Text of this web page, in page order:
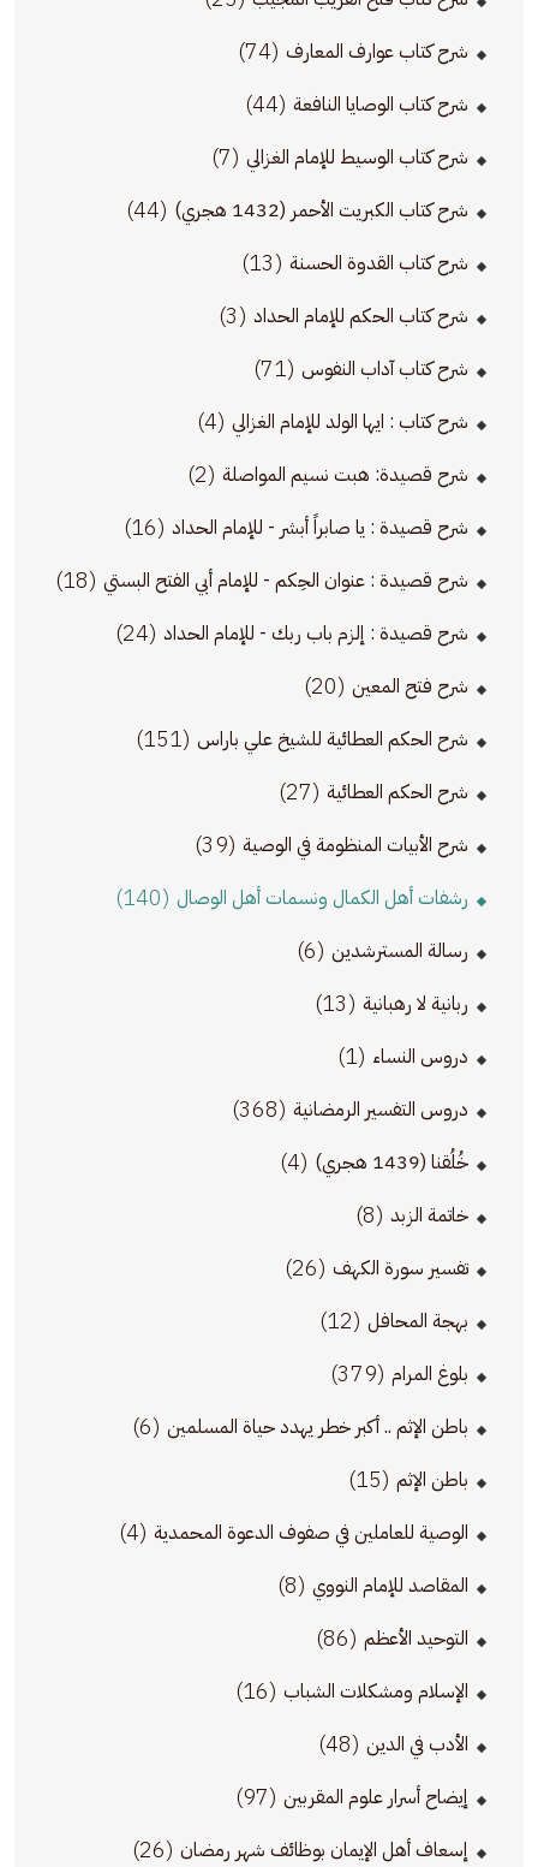
شرح كتاب عوارف المعارف (74)
شرح كتاب الوصايا النافعة (44)
شرح كتاب الوسيط للإمام الغزالي (7)
شرح كتاب الكبريت الأحمر (1432 هجري) (44)
شرح كتاب القدوة الحسنة (13)
شرح كتاب الحكم للإمام الحداد (3)
شرح كتاب آداب النفوس (71)
شرح كتاب : ايها الولد للإمام الغزالي (4)
شرح قصيدة: هبت نسيم المواصلة (2)
شرح قصيدة : يا صابراً أبشر - للإمام الحداد (16)
شرح قصيدة : عنوان الحِكم - للإمام أبي الفتح البستي (18)
شرح قصيدة : إلزم باب ربك - للإمام الحداد (24)
شرح فتح المعين (20)
شرح الحكم العطائية للشيخ علي باراس (151)
شرح الحكم العطائية (27)
شرح الأبيات المنظومة في الوصية (39)
رشفات أهل الكمال ونسمات أهل الوصال (140)
رسالة المسترشدين (6)
ربانية لا رهبانية (13)
دروس النساء (1)
دروس التفسير الرمضانية (368)
خُلُقنا (1439 هجري) (4)
خاتمة الزبد (8)
تفسير سورة الكهف (26)
بهجة المحافل (12)
بلوغ المرام (379)
باطن الإثم .. أكبر خطر يهدد حياة المسلمين (6)
باطن الإثم (15)
الوصية للعاملين في صفوف الدعوة المحمدية (4)
المقاصد للإمام النووي (8)
التوحيد الأعظم (86)
الإسلام ومشكلات الشباب (16)
الأدب في الدين (48)
إيضاح أسرار علوم المقربين (97)
إسعاف أهل الإيمان بوظائف شهر رمضان (26)